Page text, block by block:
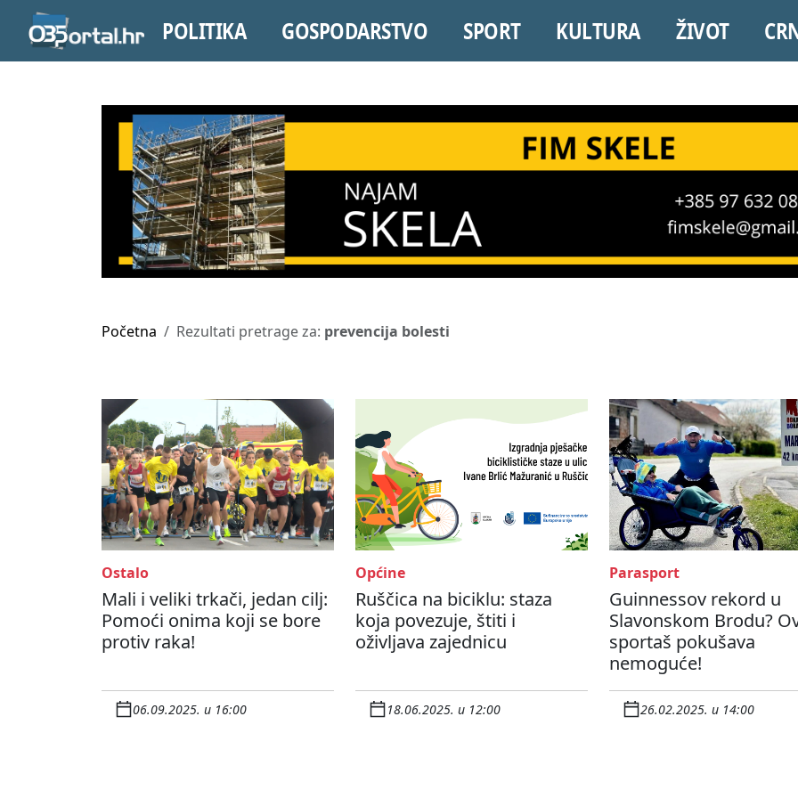
POLITIKA GOSPODARSTVO SPORT KULTURA ŽIVOT
Početna Rezultati pretrage za: prevencija bolesti
Ostalo
Mali i veliki trkači, jedan cilj:
Pomoći onima koji se bore
protiv raka!
06.09.2025. u 16:00
Općine
Ruščica na biciklu: staza
koja povezuje, štiti i
oživljava zajednicu
18.06.2025. u 12:00
Parasport
Guinnessov rekord u
Slavonskom Brodu?
sportaš pokušava
nemoguće!
26.02.2025. u 14:00